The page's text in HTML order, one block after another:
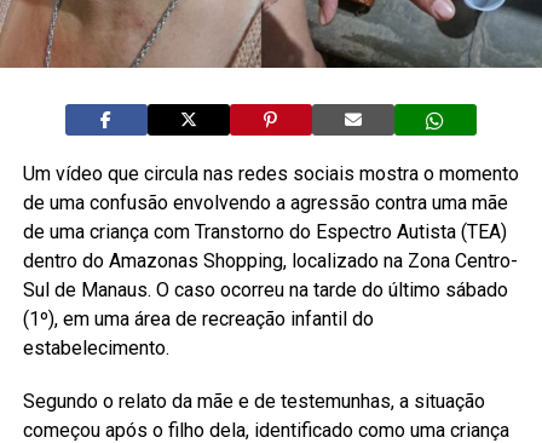
Um vídeo que circula nas redes sociais mostra o momento
de uma confusão envolvendo a agressão contra uma mãe
de uma criança com Transtorno do Espectro Autista (TEA)
dentro do Amazonas Shopping, localizado na Zona Centro-
Sul de Manaus. O caso ocorreu na tarde do último sábado
(1º), em uma área de recreação infantil do
estabelecimento.
Segundo o relato da mãe e de testemunhas, a situação
começou após o filho dela, identificado como uma criança